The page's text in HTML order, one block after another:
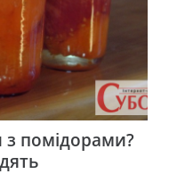
з помідорами?